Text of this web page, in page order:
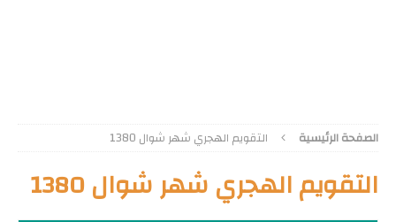
الصفحة الرئيسية التقويم الهجري شهر شوال 1380
التقويم الهجري شهر شوال 1380